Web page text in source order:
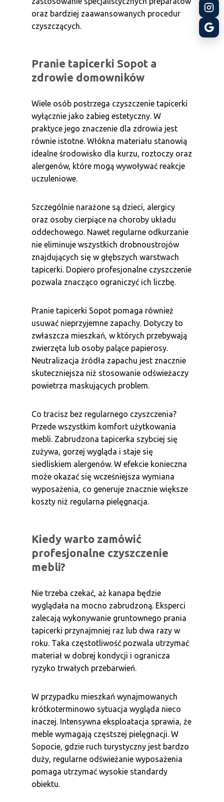
oraz bardziej zaawansowanych procedur
czyszczących.
Pranie tapicerki Sopot a
zdrowie domowników
Wiele osób postrzega czyszczenie tapicerki
wyłącznie jako zabieg estetyczny. W
praktyce jego znaczenie dla zdrowia jest
równie istotne. Włókna materiału stanowią
idealne środowisko dla kurzu, roztoczy oraz
alergenów, które mogą wywoływać reakcje
uczuleniowe.
Szczególnie narażone są dzieci, alergicy
oraz osoby cierpiące na choroby układu
oddechowego. Nawet regularne odkurzanie
nie eliminuje wszystkich drobnoustrojów
znajdujących się w głębszych warstwach
tapicerki. Dopiero profesjonalne czyszczenie
pozwala znacząco ograniczyć ich liczbę.
Pranie tapicerki Sopot pomaga również
usuwać nieprzyjemne zapachy. Dotyczy to
zwłaszcza mieszkań, w których przebywają
zwierzęta lub osoby palące papierosy.
Neutralizacja źródła zapachu jest znacznie
skuteczniejsza niż stosowanie odświeżaczy
powietrza maskujących problem.
Co tracisz bez regularnego czyszczenia?
Przede wszystkim komfort użytkowania
mebli. Zabrudzona tapicerka szybciej się
zużywa, gorzej wygląda i staje się
siedliskiem alergenów. W efekcie konieczna
może okazać się wcześniejsza wymiana
wyposażenia, co generuje znacznie większe
koszty niż regularna pielęgnacja.
Kiedy warto zamówić
profesjonalne czyszczenie
mebli?
Nie trzeba czekać, aż kanapa będzie
wyglądała na mocno zabrudzoną. Eksperci
zalecają wykonywanie gruntownego prania
tapicerki przynajmniej raz lub dwa razy w
roku. Taka częstotliwość pozwala utrzymać
materiał w dobrej kondycji i ogranicza
ryzyko trwałych przebarwień.
W przypadku mieszkań wynajmowanych
krótkoterminowo sytuacja wygląda nieco
inaczej. Intensywna eksploatacja sprawia, że
meble wymagają częstszej pielęgnacji. W
Sopocie, gdzie ruch turystyczny jest bardzo
duży, regularne odświeżanie wyposażenia
pomaga utrzymać wysokie standardy
obiektu.